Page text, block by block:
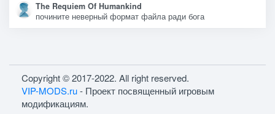
The Requiem Of Humankind
почините неверный формат файла ради бога
Copyright © 2017-2022. All right reserved.
VIP-MODS.ru- Проект посвященный игровым
модификациям.